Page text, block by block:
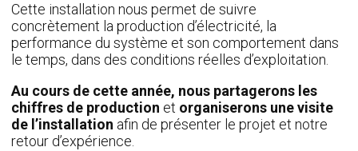
Cette installation nous permet de suivre
concrètement la production d’électricité, la
performance du système et son comportement dans
le temps, dans des conditions réelles d’exploitation.
Au cours de cette année, nous partagerons les
chiffres de production et organiserons une visite
de l’installation afin de présenter le projet et notre
retour d’expérience.